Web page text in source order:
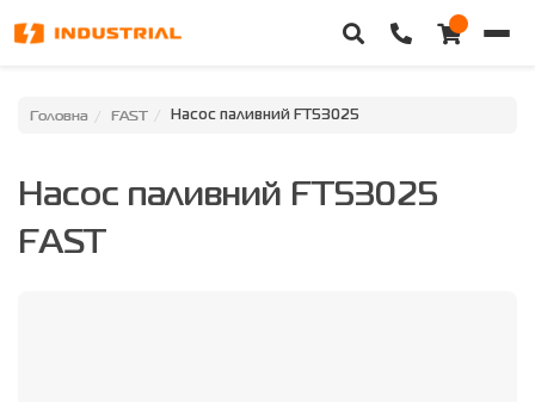
Головна
Категорії
Головна FAST Насос паливний FT53025
Насос паливний FT53025
FAST